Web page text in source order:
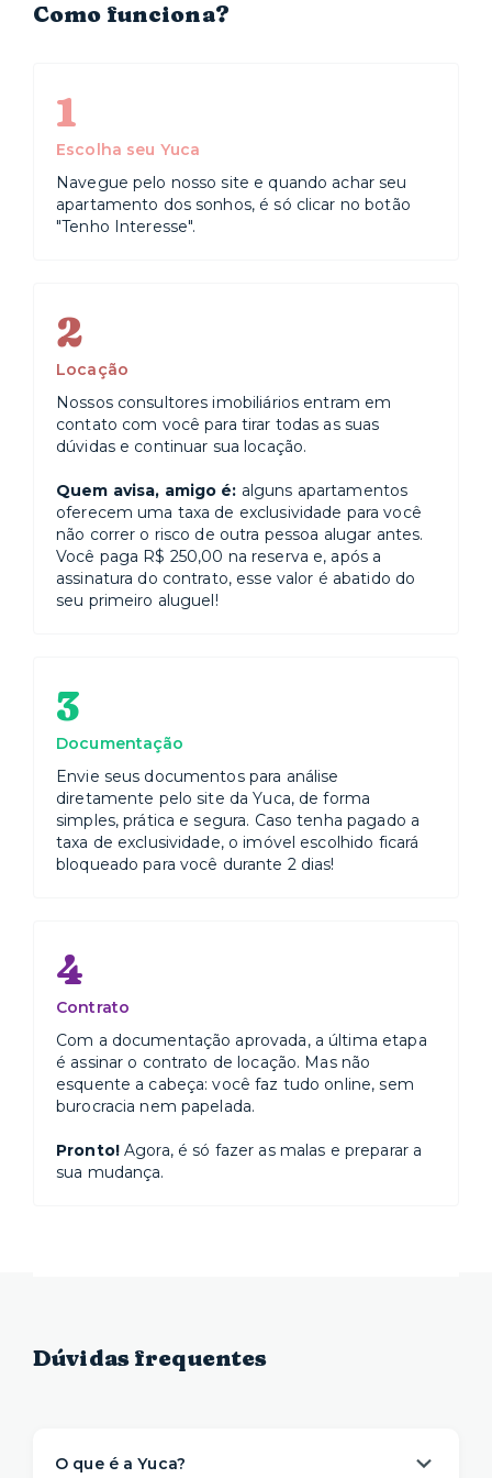
Como funciona?
1
Escolha seu Yuca
Navegue pelo nosso site e quando achar seu
apartamento dos sonhos, é só clicar no botão
"Tenho Interesse".
2
Locação
Nossos consultores imobiliários entram em
contato com você para tirar todas as suas
dúvidas e continuar sua locação.
Quem avisa, amigo é: alguns apartamentos
oferecem uma taxa de exclusividade para você
não correr o risco de outra pessoa alugar antes.
Você paga R$ 250,00 na reserva e, após a
assinatura do contrato, esse valor é abatido do
seu primeiro aluguel!
3
Documentação
Envie seus documentos para análise
diretamente pelo site da Yuca, de forma
simples, prática e segura. Caso tenha pagado a
taxa de exclusividade, o imóvel escolhido ficará
bloqueado para você durante 2 dias!
4
Contrato
Com a documentação aprovada, a última etapa
é assinar o contrato de locação. Mas não
esquente a cabeça: você faz tudo online, sem
burocracia nem papelada.
Pronto!Agora, é só fazer as malas e preparar a
sua mudança.
Dúvidas frequentes
O que é a Yuca?